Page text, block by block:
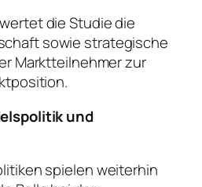
die Studie die
sowie strategische
Marktteilnehmer zur
und
spielen weiterhin